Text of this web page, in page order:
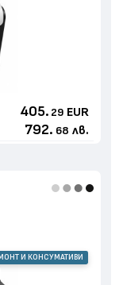
405. 29 EUR
792. 68 лв.
И КОНСУМАТИВИ